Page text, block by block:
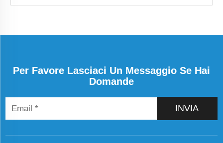
Per Favore Lasciaci Un Messaggio Se Hai
Domande
INVIA